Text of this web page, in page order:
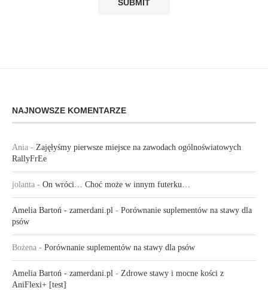
NAJNOWSZE KOMENTARZE
Ania - Zajęłyśmy pierwsze miejsce na zawodach ogólnoświatowych
RallyFrEe
jolanta - On wróci… Choć może w innym futerku…
Amelia Bartoń - zamerdani.pl - Porównanie suplementów na stawy dla
psów
Bożena - Porównanie suplementów na stawy dla psów
Amelia Bartoń - zamerdani.pl - Zdrowe stawy i mocne kości z
AniFlexi+ [test]